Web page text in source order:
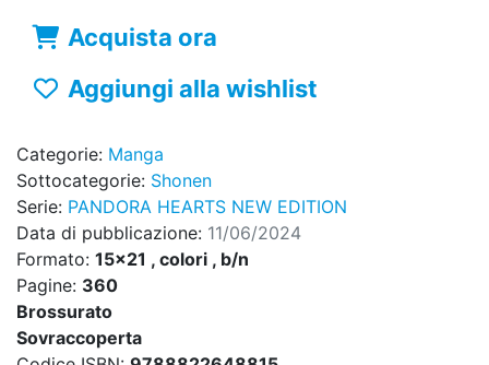
Acquista ora
Aggiungi alla wishlist
Categorie: Manga
Sottocategorie: Shonen
Serie: PANDORA HEARTS NEW EDITION
Data di pubblicazione: 11/06/2024
Formato: 15x21 , colori , b/n
Pagine: 360
Brossurato
Sovraccoperta